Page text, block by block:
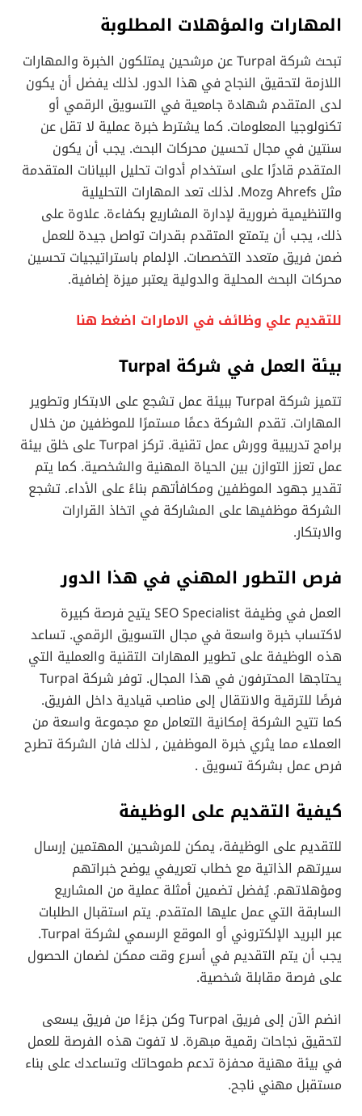
المهارات والمؤهلات المطلوبة
تبحث شركة Turpal عن مرشحين يمتلكون الخبرة والمهارات
اللازمة لتحقيق النجاح في هذا الدور. لذلك يفضل أن يكون
لدى المتقدم شهادة جامعية في التسويق الرقمي أو
تكنولوجيا المعلومات. كما يشترط خبرة عملية لا تقل عن
سنتين في مجال تحسين محركات البحث. يجب أن يكون
المتقدم قادرًا على استخدام أدوات تحليل البيانات المتقدمة
مثل Ahrefs وMoz. لذلك تعد المهارات التحليلية
والتنظيمية ضرورية لإدارة المشاريع بكفاءة. علاوة على
ذلك، يجب أن يتمتع المتقدم بقدرات تواصل جيدة للعمل
ضمن فريق متعدد التخصصات. الإلمام باستراتيجيات تحسين
محركات البحث المحلية والدولية يعتبر ميزة إضافية.
للتقديم علي وظائف في الامارات اضغط هنا
بيئة العمل في شركة Turpal
تتميز شركة Turpal ببيئة عمل تشجع على الابتكار وتطوير
المهارات. تقدم الشركة دعمًا مستمرًا للموظفين من خلال
برامج تدريبية وورش عمل تقنية. تركز Turpal على خلق بيئة
عمل تعزز التوازن بين الحياة المهنية والشخصية. كما يتم
تقدير جهود الموظفين ومكافأتهم بناءً على الأداء. تشجع
الشركة موظفيها على المشاركة في اتخاذ القرارات
والابتكار.
فرص التطور المهني في هذا الدور
العمل في وظيفة SEO Specialist يتيح فرصة كبيرة
لاكتساب خبرة واسعة في مجال التسويق الرقمي. تساعد
هذه الوظيفة على تطوير المهارات التقنية والعملية التي
يحتاجها المحترفون في هذا المجال. توفر شركة Turpal
فرصًا للترقية والانتقال إلى مناصب قيادية داخل الفريق.
كما تتيح الشركة إمكانية التعامل مع مجموعة واسعة من
العملاء مما يثري خبرة الموظفين , لذلك فان الشركة تطرح
فرص عمل بشركة تسويق .
كيفية التقديم على الوظيفة
للتقديم على الوظيفة، يمكن للمرشحين المهتمين إرسال
سيرتهم الذاتية مع خطاب تعريفي يوضح خبراتهم
ومؤهلاتهم. يُفضل تضمين أمثلة عملية من المشاريع
السابقة التي عمل عليها المتقدم. يتم استقبال الطلبات
عبر البريد الإلكتروني أو الموقع الرسمي لشركة Turpal.
يجب أن يتم التقديم في أسرع وقت ممكن لضمان الحصول
على فرصة مقابلة شخصية.
انضم الآن إلى فريق Turpal وكن جزءًا من فريق يسعى
لتحقيق نجاحات رقمية مبهرة. لا تفوت هذه الفرصة للعمل
في بيئة مهنية محفزة تدعم طموحاتك وتساعدك على بناء
مستقبل مهني ناجح.